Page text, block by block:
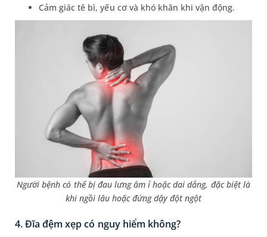
Cảm giác tê bì, yếu cơ và khó khăn khi vận động.
Người bệnh có thể bị đau lưng âm ỉ hoặc dai dẳng, đặc biệt là
khi ngồi lâu hoặc đứng dậy đột ngột
4. Đĩa đệm xẹp có nguy hiểm không?